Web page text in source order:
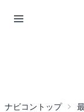
ナビコントップ